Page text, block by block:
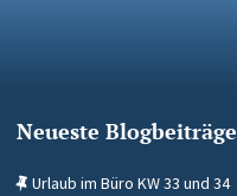
Neueste Blogbeiträge
Urlaub im Büro KW 33 und 34